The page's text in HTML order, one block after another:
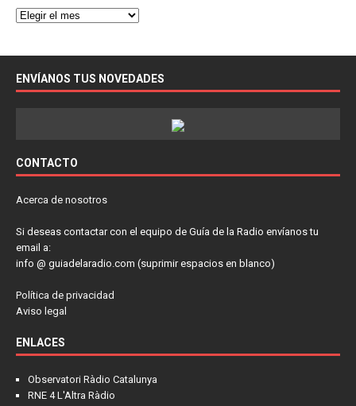
ENVÍANOS TUS NOVEDADES
CONTACTO
Acerca de nosotros
Si deseas contactar con el equipo de Guía de la Radio envíanos tu
email a:
info @ guiadelaradio.com (suprimir espacios en blanco)
Política de privacidad
Aviso legal
ENLACES
Observatori Ràdio Catalunya
RNE 4 L'Altra Ràdio